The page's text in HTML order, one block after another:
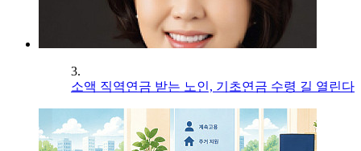
3.
소액 직역연금 받는 노인, 기초연금 수령 길 열린다